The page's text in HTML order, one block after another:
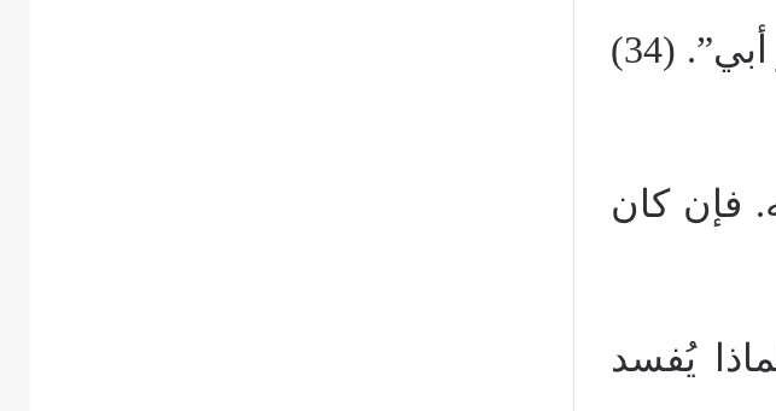
نبوسومسكون، أحد ضبّاط أبي، الذي أكل خبز أبي”. (34)
وحيث تجده (35) تقتله. فإن كان
فلماذا يُفسد